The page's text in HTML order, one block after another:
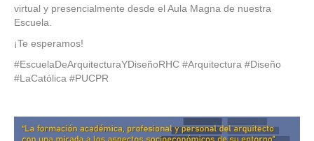
virtual y presencialmente desde el Aula Magna de nuestra
Escuela.
¡Te esperamos!
#EscuelaDeArquitecturaYDiseñoRHC #Arquitectura #Diseño
#LaCatólica #PUCPR